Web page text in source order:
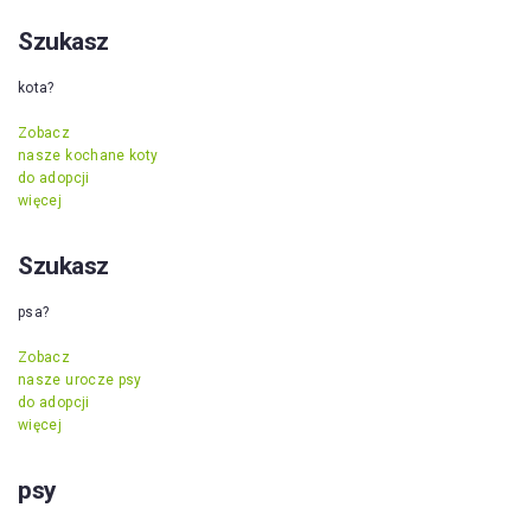
Szukasz
kota?
Zobacz
nasze kochane koty
do adopcji
więcej
Szukasz
psa?
Zobacz
nasze urocze psy
do adopcji
więcej
psy